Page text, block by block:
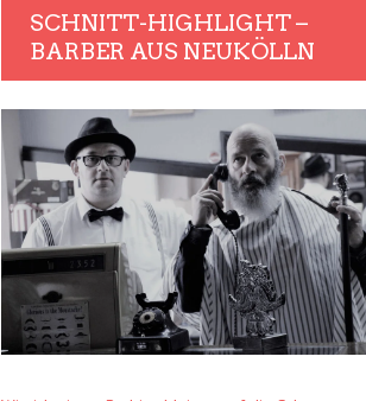
SCHNITT-HIGHLIGHT –
BARBER AUS NEUKÖLLN